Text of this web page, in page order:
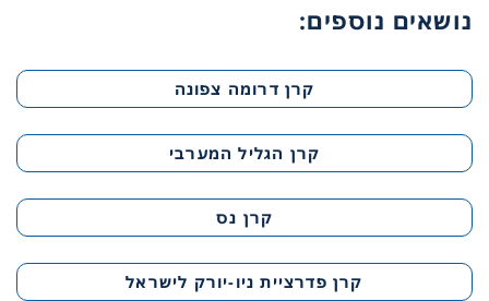
נושאים נוספים:
קרן דרומה צפונה
קרן הגליל המערבי
קרן נס
קרן פדרציית ניו-יורק לישראל